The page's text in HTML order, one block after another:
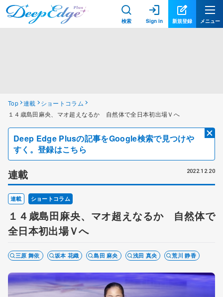
検索 Sign in 新規登録 メニュー
Top 連載
ショートコラム
１４歳島田麻央、マオ超えなるか 自然体で全日本初出場Ｖへ
Deep Edge Plusの記事をGoogle検索で見つけや
すく。登録はこちら
連載 2022.12.20
連載 ショートコラム
１４歳島田麻央、マオ超えなるか 自然体で
全日本初出場Ｖへ
三原 舞依 坂本 花織 島田 麻央 浅田 真央 荒川 静香